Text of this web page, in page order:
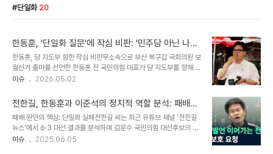
단일화 20
한동훈, '단일화 질문'에 작심 비판: '민주당 아닌 나와
만 싸우려 한다'
한동훈, 당 지도부 향한 작심 비판무소속으로 부산 북구갑 국회의원 보
궐선거 출마를 선언한 한동훈 전 국민의힘 대표가 당 지도부를 향해 날
선 비판을 쏟아냈습니다. 한 전 대표는 페이스북을 통해 '장동혁 당권
우려 한다'고 직격했습니다. 이는 국민의힘 부산 북구갑 보궐선거 면접
과정에서 '한동훈과 단일화' 관련 질문이 나왔다는 기사를 공유하며 나
온 발언으로, 당 지도부가 자신과의 경쟁에만 몰두하고 있다고 주장하
는 것으로 풀이됩니다. 하지만 한 전 대표는 '저는 개의치 않는다'며,
'오직 북구 발전과 보수재건을 위해 민주당을 꺾고 반드시 승리하겠
이슈 2026.05.02
전한길, 한동훈과 이준석의 정치적 역할 분석: 패배의
원인과 향후 전략
패배 원인의 핵심: 단일화 실패전한길 씨는 최근 유튜브 채널 '전한길
뉴스'에서 6·3 대선 결과를 분석하며 김문수 국민의힘 대선후보의 패
배 원인으로 '단일화 실패'를 지적했습니다. 그는 "김문수 후보가 이준
이슈 2025.06.05